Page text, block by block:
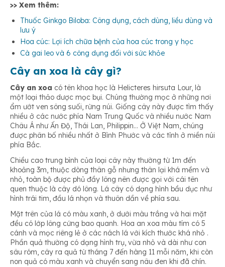
>> Xem thêm:
Thuốc Ginkgo Biloba: Công dụng, cách dùng, liều dùng và
lưu ý
Hoa cúc: Lợi ích chữa bệnh của hoa cúc trong y học
Cà gai leo và 6 công dụng đối với sức khỏe
Cây an xoa là cây gì?
Cây an xoa có tên khoa học là Helicteres hirsuta Lour, là
một loại thảo dược mọc bụi. Chúng thường mọc ở những nơi
ẩm ướt ven sông suối, rừng núi. Giống cây này được tìm thấy
nhiều ở các nước phía Nam Trung Quốc và nhiều nước Nam
Châu Á như Ấn Độ, Thái Lan, Philippin… Ở Việt Nam, chúng
được phân bố nhiều nhất ở Bình Phước và các tỉnh ở miền núi
phía Bắc.
Chiều cao trung bình của loại cây này thường từ 1m đến
khoảng 3m, thuộc dòng thân gỗ nhưng thân lại khá mềm và
nhỏ, toàn bộ được phủ đầy lông nên được gọi với cái tên
quen thuộc là cây dó lông. Lá cây có dạng hình bầu dục như
hình trái tim, đầu lá nhọn và thuôn dần về phía sau.
Mặt trên của lá có màu xanh, ở dưới màu trắng và hai mặt
đều có lớp lông cứng bao quanh. Hoa an xoa màu tím có 5
cánh và mọc riêng lẻ ở các nách lá với kích thước khá nhỏ .
Phần quả thường có dạng hình trụ, vừa nhỏ và dài như con
sâu róm, cây ra quả từ tháng 7 đến hàng 11 mỗi năm, khi còn
non quả có màu xanh và chuyển sang nâu đen khi đã chín.